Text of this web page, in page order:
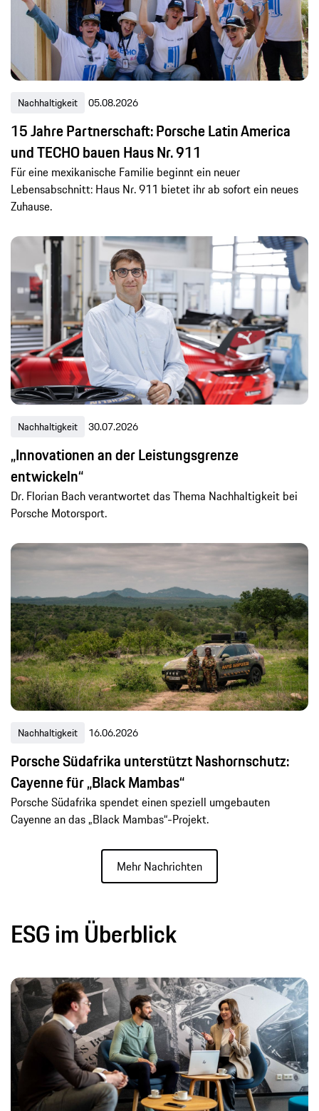
Nachhaltigkeit 05.08.2026
15 Jahre Partnerschaft: Porsche Latin America
und TECHO bauen Haus Nr. 911
Für eine mexikanische Familie beginnt ein neuer
Lebensabschnitt: Haus Nr. 911 bietet ihr ab sofort ein neues
Zuhause.
Nachhaltigkeit 30.07.2026
„Innovationen an der Leistungsgrenze
entwickeln“
Dr. Florian Bach verantwortet das Thema Nachhaltigkeit bei
Porsche Motorsport.
Nachhaltigkeit 16.06.2026
Porsche Südafrika unterstützt Nashornschutz:
Cayenne für „Black Mambas“
Porsche Südafrika spendet einen speziell umgebauten
Cayenne an das „Black Mambas“-Projekt.
Mehr Nachrichten
ESG im Überblick